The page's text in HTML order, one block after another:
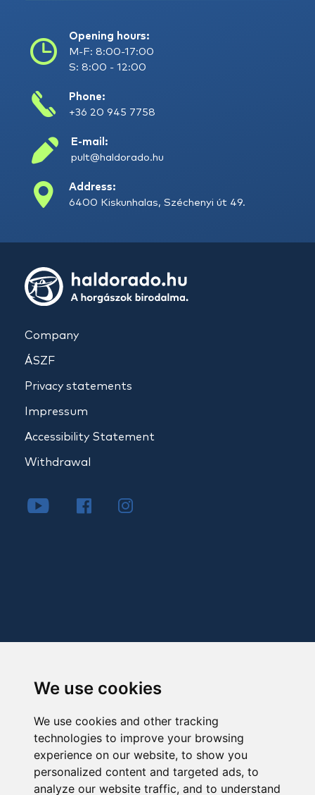
We use cookies
We use cookies and other tracking
technologies to improve your browsing
experience on our website, to show you
personalized content and targeted ads, to
analyze our website traffic, and to understand
Opening hours:
M-F: 8:00-17:00
S: 8:00 - 12:00
Phone:
+36 20 945 7758
E-mail:
pult@haldorado.hu
Address:
6400 Kiskunhalas, Széchenyi út 49.
Company
ÁSZF
Privacy statements
Impressum
Accessibility Statement
Withdrawal